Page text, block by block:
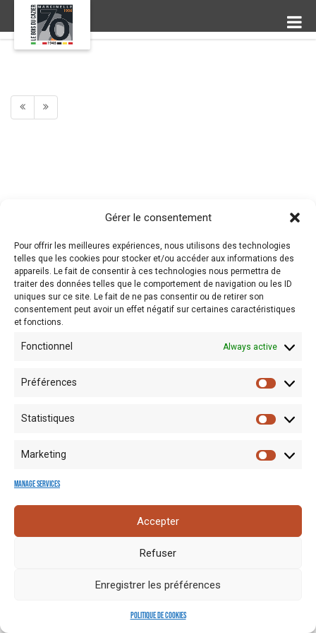
Gérer le consentement
Pour offrir les meilleures expériences, nous utilisons des technologies
telles que les cookies pour stocker et/ou accéder aux informations des
appareils. Le fait de consentir à ces technologies nous permettra de
traiter des données telles que le comportement de navigation ou les ID
uniques sur ce site. Le fait de ne pas consentir ou de retirer son
consentement peut avoir un effet négatif sur certaines caractéristiques
et fonctions.
Fonctionnel Always active
Préférences
Statistiques
Marketing
Manage services
Accepter
Refuser
Enregistrer les préférences
Politique de cookies
Mentions
Espace
presse